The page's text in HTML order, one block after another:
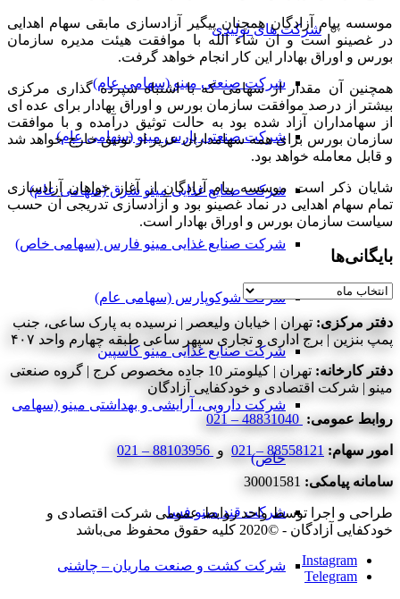
شرکت های تولیدی
شرکت صنعتی مینو (سهامی عام)
شرکت صنعتی پارس مینو (سهامی عام)
شرکت صنایع غذایی مینو شرق (سهامی عام)
شرکت صنایع غذایی مینو فارس (سهامی خاص)
شرکت شوکوپارس (سهامی عام)
شرکت صنایع غذایی مینو کاسپین
شرکت دارویی، آرایشی و بهداشتی مینو (سهامی
خاص)
شرکت قند مینو فسا
شرکت کشت و صنعت ماریان – چاشنی
موسسه پیام آزادگان همچنان پیگیر آزادسازی مابقی سهام اهدایی
در غصینو است و ان شاء الله با موافقت هیئت مدیره سازمان
بورس و اوراق بهادار این کار انجام خواهد گرفت.
همچنین آن مقدار از سهامی که با اشتباه سپرده گذاری مرکزی
بیشتر از درصد موافقت سازمان بورس و اوراق بهادار برای عده ای
از سهامداران آزاد شده بود به حالت توثیق درآمده و با موافقت
سازمان بورس برای همه سهامداران عزیز از توثیق خارج خواهد شد
و قابل معامله خواهد بود.
شایان ذکر است موسسه پیام آزادگان از آغاز خواهان آزادسازی
تمام سهام اهدایی در نماد غصینو بود و آزادسازی تدریجی آن حسب
سیاست سازمان بورس و اوراق بهادار است.
بایگانی‌ها
بایگانی‌ها
دفتر مرکزی: تهران | خیابان ولیعصر | نرسیده به پارک ساعی، جنب
پمپ بنزین | برج اداری و تجاری سپهر ساعی طبقه چهارم واحد ۴۰۷
دفتر کارخانه:
تهران | کیلومتر 10 جاده مخصوص کرج | گروه صنعتی
مینو | شرکت اقتصادی و خودکفایی آزادگان
روابط عمومی:
امور سهام: 88558121 – 021 و
سامانه پیامکی:
طراحی و اجرا توسط واحد روابط عمومی شرکت اقتصادی و
خودکفایی آزادگان - ©2020 کلیه حقوق محفوظ می‌باشد
Instagram
Telegram